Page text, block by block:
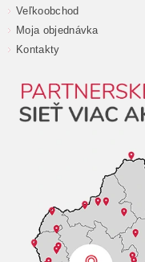
Veľkoobchod
Moja objednávka
Kontakty